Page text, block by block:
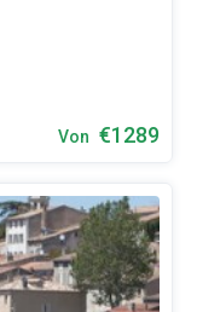
Von €1289